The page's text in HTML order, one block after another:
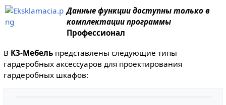
Данные функции доступны только в
комплектации программы
Профессионал
В К3-Мебельпредставлены следующие типы
гардеробных аксессуаров для проектирования
гардеробных шкафов: